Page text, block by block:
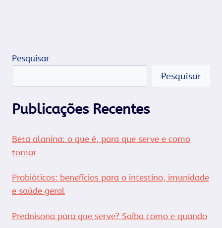
Pesquisar
Pesquisar
Publicações Recentes
Beta alanina: o que é, para que serve e como
tomar
Probióticos: benefícios para o intestino, imunidade
e saúde geral
Prednisona para que serve? Saiba como e quando